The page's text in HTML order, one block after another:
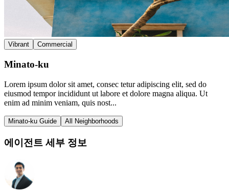
Vibrant Commercial
Minato-ku
Lorem ipsum dolor sit amet, consec tetur adipiscing elit, sed do
eiusmod tempor incididunt ut labore et dolore magna aliqua. Ut
enim ad minim veniam, quis nost...
Minato-ku Guide All Neighborhoods
에이전트 세부 정보